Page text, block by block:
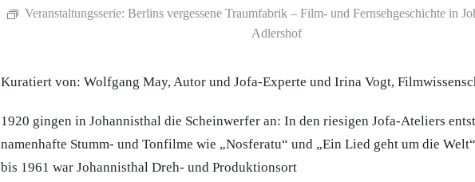
Veranstaltungsserie: Berlins vergessene Traumfabrik – Film- und Fernsehgeschichte in
Adlershof
Kuratiert von: Wolfgang May, Autor und Jofa-Experte und Irina Vogt,
1920 gingen in Johannisthal die Scheinwerfer an: In den riesigen Jofa-Ateliers
namenhafte Stumm- und Tonfilme wie „Nosferatu“ und „Ein Lied geht um die
bis 1961 war Johannisthal Dreh- und Produktionsort